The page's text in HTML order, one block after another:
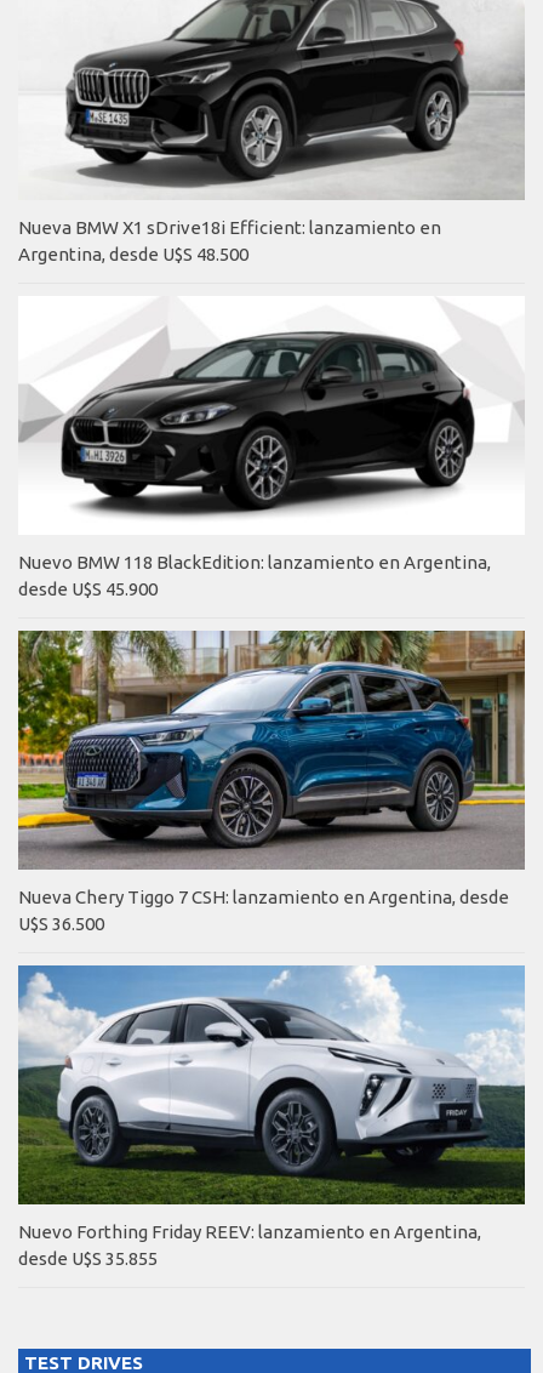
Nueva BMW X1 sDrive18i Efficient: lanzamiento en
Argentina, desde U$S 48.500
Nuevo BMW 118 BlackEdition: lanzamiento en Argentina,
desde U$S 45.900
Nueva Chery Tiggo 7 CSH: lanzamiento en Argentina, desde
U$S 36.500
Nuevo Forthing Friday REEV: lanzamiento en Argentina,
desde U$S 35.855
TEST DRIVES